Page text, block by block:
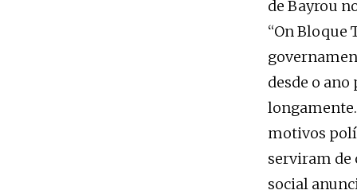
de Bayrou
“On Bloque
desde o
motivos
serviram de
social